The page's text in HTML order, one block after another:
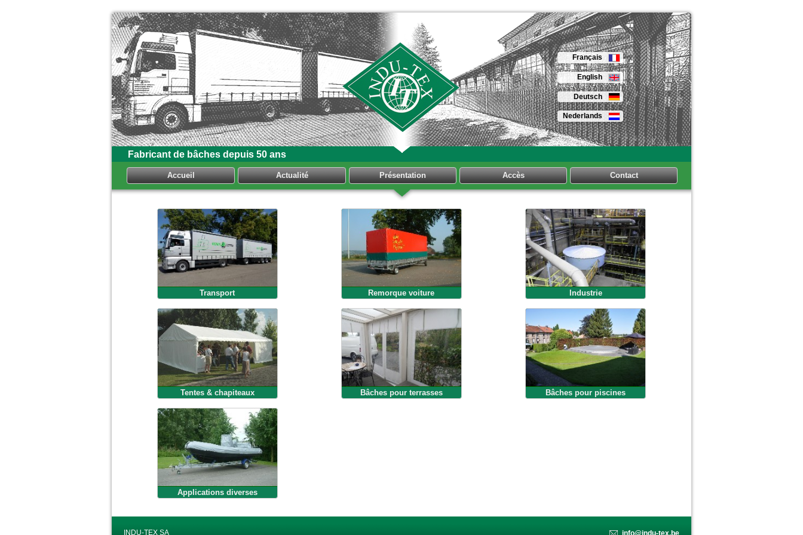
Fabricant de bâches depuis 50 ans
Français
English
Deutsch
Nederlands
Accueil Actualité Présentation Accès Contact
Transport Remorque voiture Industrie
Tentes & chapiteaux Bâches pour terrasses Bâches pour piscines
Applications diverses
INDU-TEX SA info@indu-tex.be